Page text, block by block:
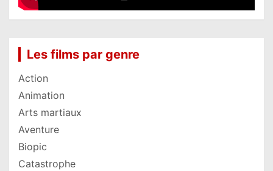
Les films par genre
Action
Animation
Arts martiaux
Aventure
Biopic
Catastrophe